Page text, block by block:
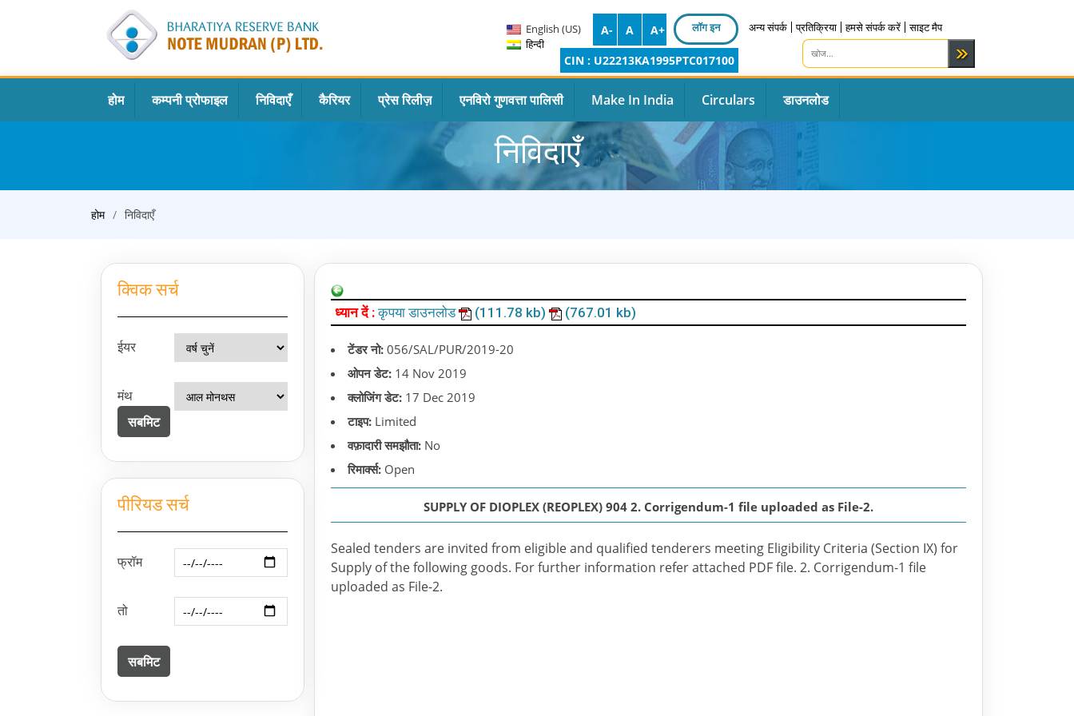
English (US)
हिन्दी
A- A A+ लॉग इन अन्य संपर्क प्रतिक्रिया हमसे संपर्क करें साइट मैप
CIN : U22213KA1995PTC017100
होम कम्पनी प्रोफाइल निविदाएँ कैरियर प्रेस रिलीज़ एनविरो गुणवत्ता पालिसी Make In India Circulars डाउनलोड
निविदाएँ
होम निविदाएँ
क्विक सर्च
ईयर
मंथ
पीरियड सर्च
फ्रॉम
तो
ध्यान दें :कृपया डाउनलोड (111.78 kb) (767.01 kb)
टेंडर नो: 056/SAL/PUR/2019-20
ओपन डेट: 14 Nov 2019
क्लोजिंग डेट: 17 Dec 2019
टाइप: Limited
वफ़ादारी समझौता: No
रिमार्क्स: Open
SUPPLY OF DIOPLEX (REOPLEX) 904 2. Corrigendum-1 file uploaded as File-2.
Sealed tenders are invited from eligible and qualified tenderers meeting Eligibility Criteria (Section IX) for
Supply of the following goods. For further information refer attached PDF file. 2. Corrigendum-1 file
uploaded as File-2.